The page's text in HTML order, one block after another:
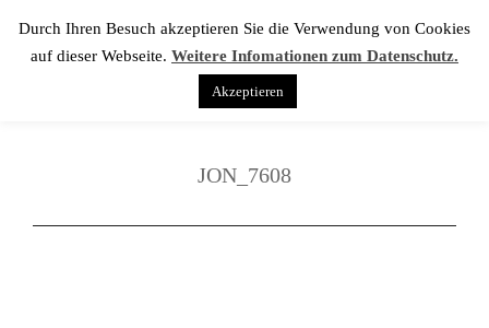
JON_7608
Durch Ihren Besuch akzeptieren Sie die Verwendung von Cookies
auf dieser Webseite. Weitere Infomationen zum Datenschutz.
Akzeptieren